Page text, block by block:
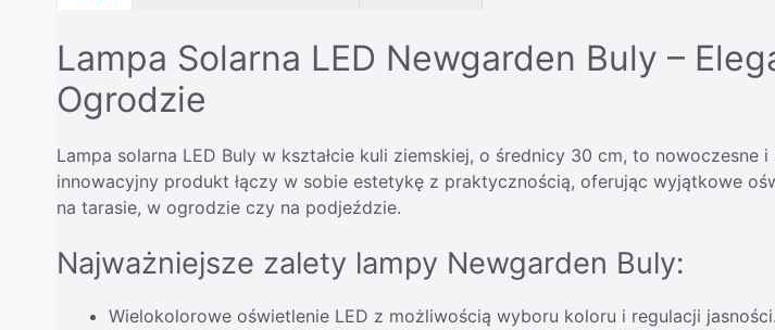
Lampa Solarna LED Newgarden Buly –
Ogrodzie
Lampa solarna LED Buly w kształcie kuli ziemskiej, o średnicy 30 cm, to
innowacyjny produkt łączy w sobie estetykę z praktycznością, oferując wyjątkowe
na tarasie, w ogrodzie czy na podjeździe.
Najważniejsze zalety lampy Newgarden Buly:
Wielokolorowe oświetlenie LED z możliwością wyboru koloru i regulacji jasności.